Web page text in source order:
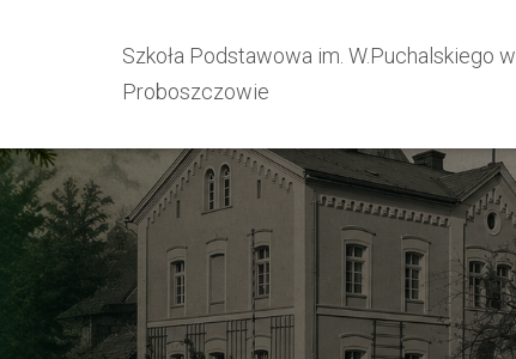
Szkoła Podstawowa im. W.Puchalskiego w
Proboszczowie